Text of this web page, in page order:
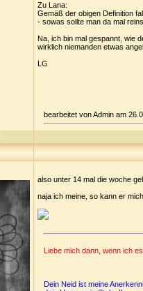
Zu Lana:
Gemäß der obigen Definition
- sowas sollte man da mal
Na, ich bin mal gespannt, wie
wirklich niemanden etwas
LG
bearbeitet von Admin am
also unter 14 mal die woche
naja ich meine, so kann er
Liebe mich dann, wenn ich
Dein Neid ist meine